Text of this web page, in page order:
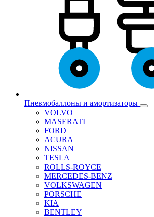
Пневмобаллоны и амортизаторы
VOLVO
MASERATI
FORD
ACURA
NISSAN
TESLA
ROLLS-ROYCE
MERCEDES-BENZ
VOLKSWAGEN
PORSCHE
KIA
BENTLEY